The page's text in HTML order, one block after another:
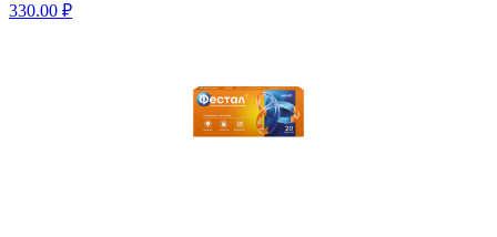
330.00 ₽